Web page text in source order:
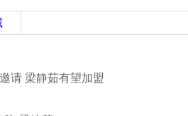
梁静茹有望加盟